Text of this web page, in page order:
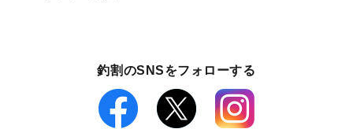
釣割のSNSをフォローする